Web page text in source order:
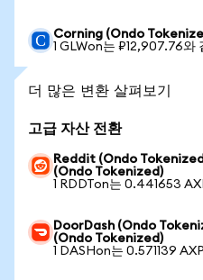
Corning (Ondo
1 GLWon는 ₽12,907.76와
더 많은 변환 살펴보기
고급 자산 전환
Reddit (Ondo
(Ondo Tokenized)
1 RDDTon는 0.441653
DoorDash (Ondo
(Ondo Tokenized)
1 DASHon는 0.571139